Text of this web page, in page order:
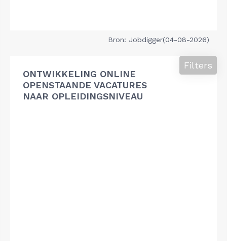
Bron: Jobdigger(04-08-2026)
ONTWIKKELING ONLINE
OPENSTAANDE VACATURES
NAAR OPLEIDINGSNIVEAU
Filters